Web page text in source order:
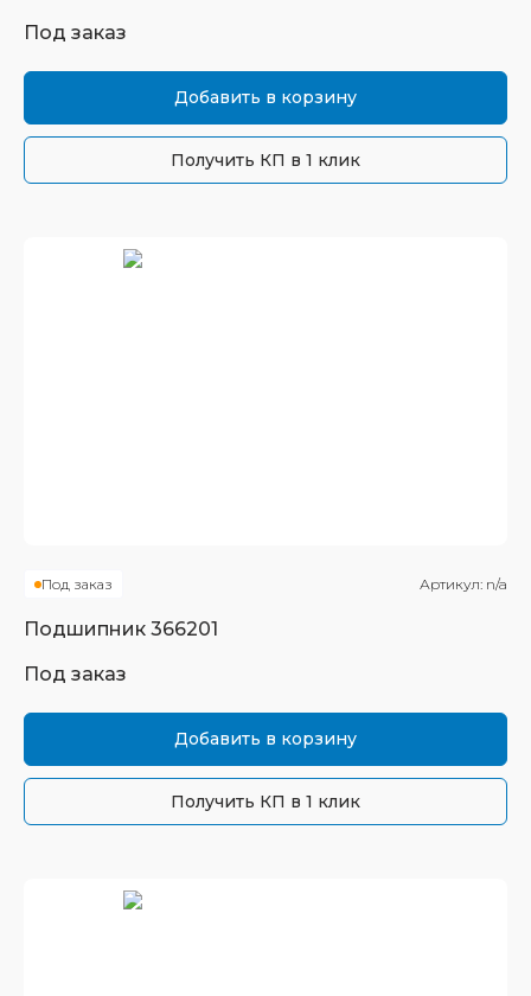
Под заказ
Добавить в корзину
Получить КП в 1 клик
Под заказ Артикул: n/a
Подшипник 366201
Под заказ
Добавить в корзину
Получить КП в 1 клик